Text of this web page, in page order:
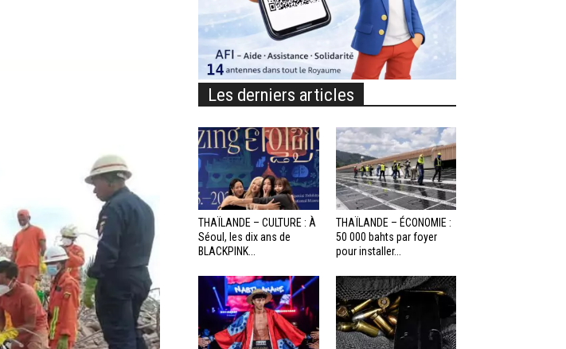
Les derniers articles
THAÏLANDE – CULTURE : À
Séoul, les dix ans de
BLACKPINK...
THAÏLANDE – ÉCONOMIE :
50 000 bahts par foyer
pour installer...